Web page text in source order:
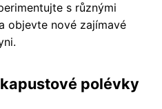
s různými
objevte nové zajímavé
polévky